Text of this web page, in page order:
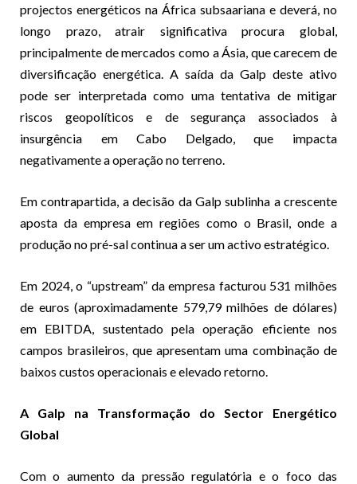
projectos energéticos na África subsaariana e deverá, no
longo prazo, atrair significativa procura global,
principalmente de mercados como a Ásia, que carecem de
diversificação energética. A saída da Galp deste ativo
pode ser interpretada como uma tentativa de mitigar
riscos geopolíticos e de segurança associados à
insurgência em Cabo Delgado, que impacta
negativamente a operação no terreno.
Em contrapartida, a decisão da Galp sublinha a crescente
aposta da empresa em regiões como o Brasil, onde a
produção no pré-sal continua a ser um activo estratégico.
Em 2024, o “upstream” da empresa facturou 531 milhões
de euros (aproximadamente 579,79 milhões de dólares)
em EBITDA, sustentado pela operação eficiente nos
campos brasileiros, que apresentam uma combinação de
baixos custos operacionais e elevado retorno.
A Galp na Transformação do Sector Energético
Global
Com o aumento da pressão regulatória e o foco das